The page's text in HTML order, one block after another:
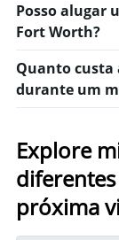
Posso alugar
Fort Worth?
Quanto custa
durante um
Explore
próxima